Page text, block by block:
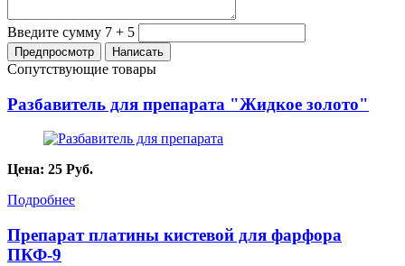
Введите сумму 7 + 5
Сопутствующие товары
Разбавитель для препарата "Жидкое золото"
Цена: 25 Руб.
Подробнее
Препарат платины кистевой для фарфора
ПКФ-9